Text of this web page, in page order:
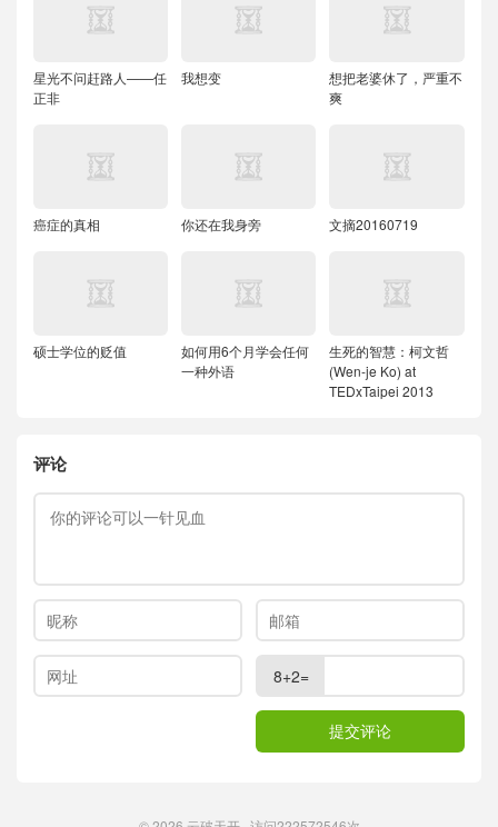
星光不问赶路人——任
正非
我想变
想把老婆休了，严重不
爽
癌症的真相 ​你还在我身旁 文摘20160719
硕士学位的贬值
如何用6个月学会任何
一种外语
生死的智慧：柯文哲
(Wen-je Ko) at
TEDxTaipei 2013
评论
8+2=